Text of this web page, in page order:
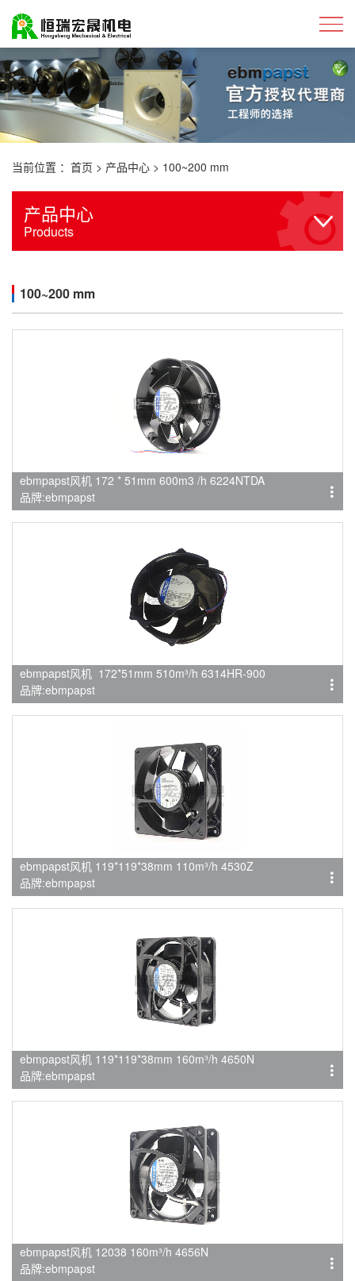
当前位置 ： 首页 > 产品中心 > 100~200 mm
产品中心
Products
100~200 mm
ebmpapst风机 172 * 51mm 600m3 /h 6224NTDA
品牌:ebmpapst
ebmpapst风机 172*51mm 510m³/h 6314HR-900
品牌:ebmpapst
ebmpapst风机 119*119*38mm 110m³/h 4530Z
品牌:ebmpapst
ebmpapst风机 119*119*38mm 160m³/h 4650N
品牌:ebmpapst
ebmpapst风机 12038 160m³/h 4656N
品牌:ebmpapst